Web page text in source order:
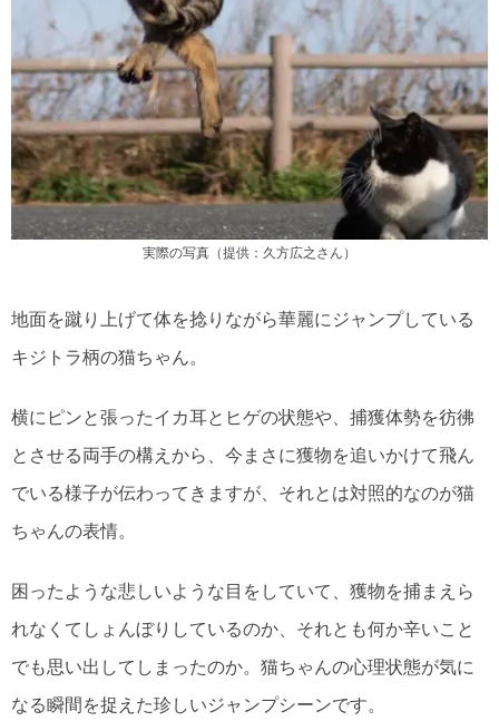
実際の写真（提供：久方広之さん）
地面を蹴り上げて体を捻りながら華麗にジャンプしている
キジトラ柄の猫ちゃん。
横にピンと張ったイカ耳とヒゲの状態や、捕獲体勢を彷彿
とさせる両手の構えから、今まさに獲物を追いかけて飛ん
でいる様子が伝わってきますが、それとは対照的なのが猫
ちゃんの表情。
困ったような悲しいような目をしていて、獲物を捕まえら
れなくてしょんぼりしているのか、それとも何か辛いこと
でも思い出してしまったのか。猫ちゃんの心理状態が気に
なる瞬間を捉えた珍しいジャンプシーンです。